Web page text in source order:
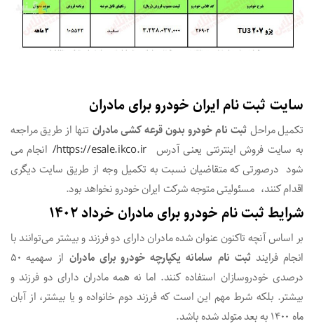
سایت ثبت نام ایران خودرو برای مادران
تکمیل مراحلثبت نام خودرو بدون قرعه کشی مادران تنها از طریق مراجعه
به سایت فروش اینترنتی یعنی آدرسhttps://esale.ikco.ir/ انجام می
شود درصورتی که متقاضیان نسبت به تکمیل وجه از طریق سایت دیگری
اقدام کنند، مسئولیتی متوجه شرکت ایران خودرو نخواهد بود.
شرایط ثبت نام خودرو برای مادران خرداد 1402
بر اساس آنچه تاکنون عنوان شده مادران دارای دو فرزند و بیشتر می‌توانند با
انجام فرایندثبت نام سامانه یکپارچه خودرو برای مادران
از سهمیه ۵۰
درصدی خودروسازان استفاده کنند. اما نه همه مادران دارای دو فرزند و
بیشتر. بلکه شرط مهم این است که فرزند دوم خانواده و یا بیشتر، از آبان
ماه ۱۴۰۰ به بعد متولد شده باشد.